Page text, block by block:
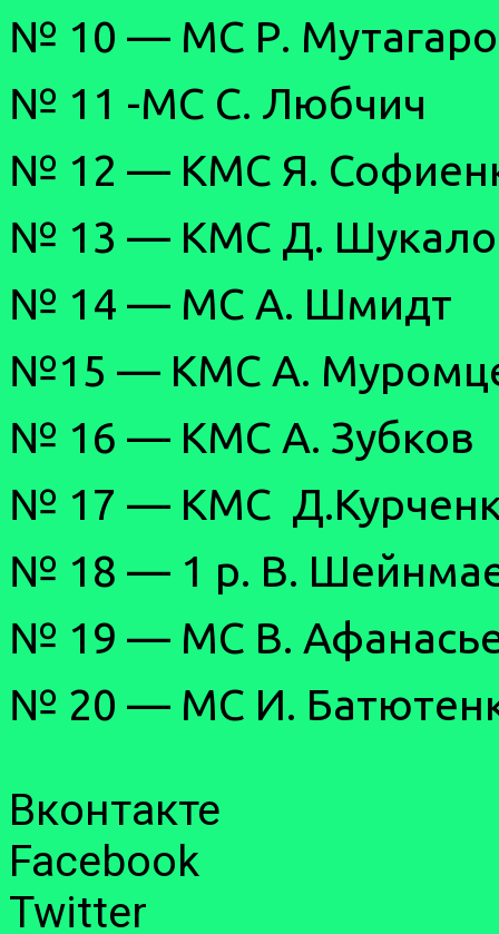
№ 10 — МС Р.
№ 11 -МС С. Любчич
№ 12 — КМС Я.
№ 13 — КМС Д.
№ 14 — МС А. Шмидт
№15 — КМС А.
№ 16 — КМС А. Зубков
№ 17 — КМС
№ 18 — 1 р. В.
№ 19 — МС В.
№ 20 — МС И.
Вконтакте
Facebook
Twitter